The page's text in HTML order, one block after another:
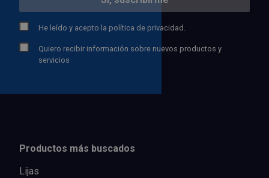
He leído y acepto la política de privacidad.
Quiero recibir información sobre nuevos productos y
servicios
Productos más buscados
Lijas